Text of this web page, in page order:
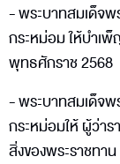
- พระบาทสมเด็จพ
กระหม่อม ให้บำเ
พุทธศักราช 2568
- พระบาทสมเด็จพ
กระหม่อมให้ ผู้ว่าร
สิ่งของพระราชทา